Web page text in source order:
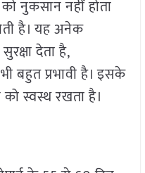
नुकसान नहीं होता
है। यह अनेक
देता है,
बहुत प्रभावी है। इसके
को स्वस्थ रखता है।